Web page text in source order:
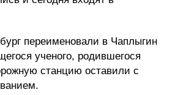
переименовали в Чаплыгин
ученого, родившегося
станцию оставили с